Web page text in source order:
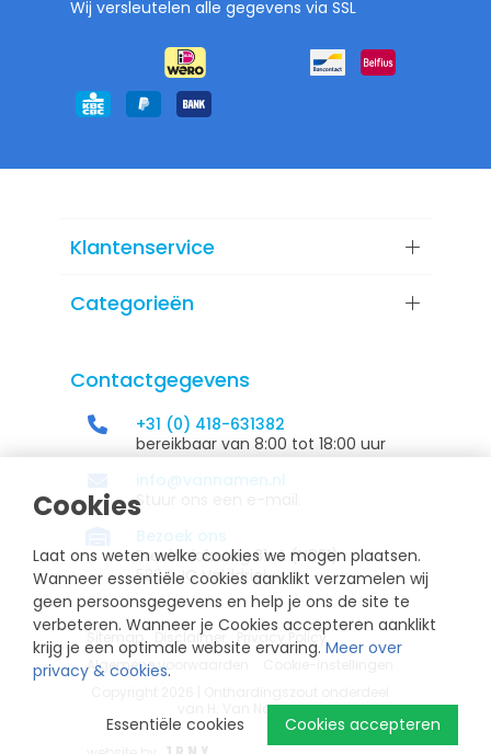
Cookies
Laat ons weten welke cookies we mogen plaatsen.
Wanneer essentiële cookies aanklikt verzamelen wij
geen persoonsgegevens en help je ons de site te
verbeteren. Wanneer je Cookies accepteren aanklikt
krijg je een optimale website ervaring. Meer over
privacy & cookies.
Cookies accepteren
Essentiële cookies
Wij versleutelen alle gegevens via SSL
Klantenservice
Categorieën
Contactgegevens
+31 (0) 418-631382
bereikbaar van 8:00 tot 18:00 uur
info@vannamen.nl
Stuur ons een e-mail.
Bezoek ons
Provincialeweg 31-A (N831)
5334 JC Velddriel
Disclaimer
Privacy Policy
Algemene voorwaarden
van H. Van Namen